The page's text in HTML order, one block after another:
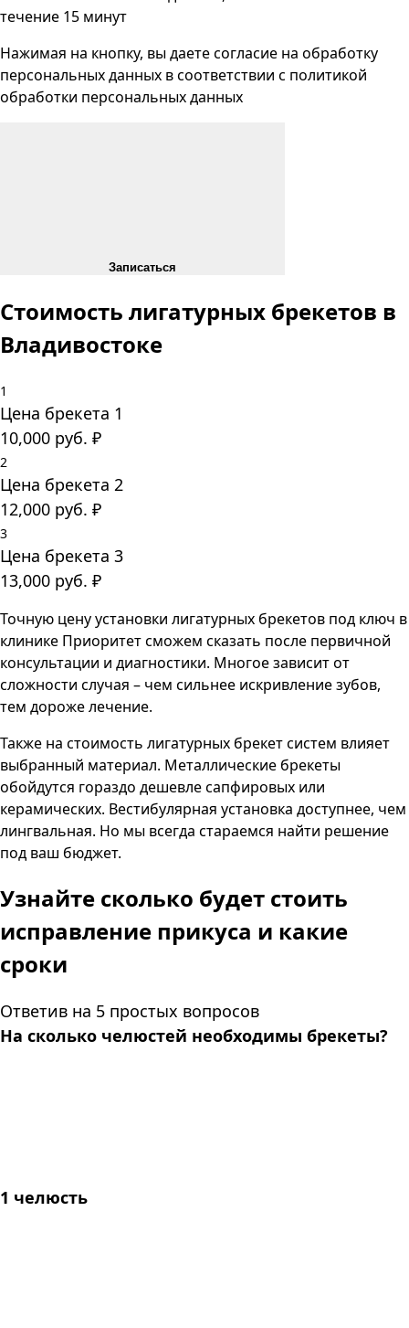
течение 15 минут
Нажимая на кнопку, вы даете согласие на обработку
персональных данных в соответствии с политикой
обработки персональных данных
Записаться
Стоимость лигатурных брекетов в
Владивостоке
1
Цена брекета 1
10,000 руб. ₽
2
Цена брекета 2
12,000 руб. ₽
3
Цена брекета 3
13,000 руб. ₽
Точную цену установки лигатурных брекетов под ключ в
клинике Приоритет сможем сказать после первичной
консультации и диагностики. Многое зависит от
сложности случая – чем сильнее искривление зубов,
тем дороже лечение.
Также на стоимость лигатурных брекет систем влияет
выбранный материал. Металлические брекеты
обойдутся гораздо дешевле сапфировых или
керамических. Вестибулярная установка доступнее, чем
лингвальная. Но мы всегда стараемся найти решение
под ваш бюджет.
Узнайте сколько будет стоить
исправление прикуса и какие
сроки
Ответив на 5 простых вопросов
На сколько челюстей необходимы брекеты?
1 челюсть